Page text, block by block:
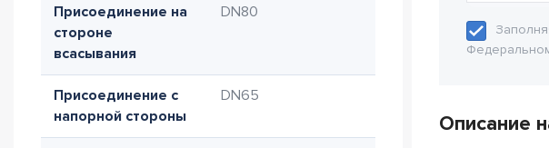
Присоединение на
стороне
всасывания
DN80
Присоединение с
напорной стороны
DN65
Описание